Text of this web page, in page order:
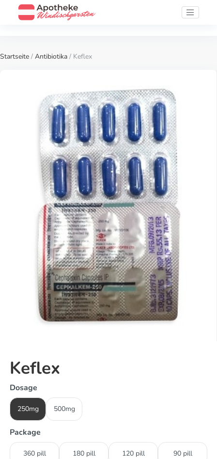
Startseite / Antibiotika / Keflex
Keflex
Dosage
250mg 500mg
Package
360 pill 180 pill 120 pill 90 pill